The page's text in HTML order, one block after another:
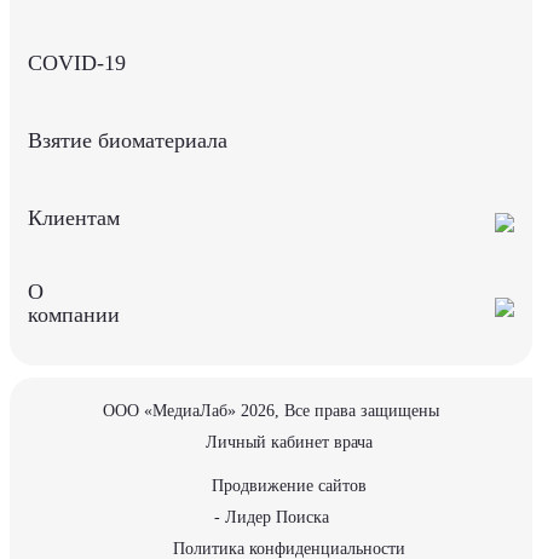
COVID-19
Взятие биоматериала
Клиентам
О
компании
ООО «МедиаЛаб» 2026, Все права защищены
Личный кабинет врача
Продвижение сайтов
- Лидер Поиска
Политика конфиденциальности